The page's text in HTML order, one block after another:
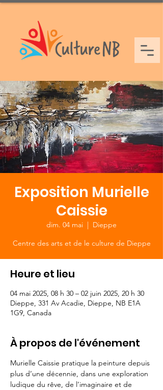
Exposition Murielle
Caissie
dim. 04 mai
  |
Dieppe
Centre des arts et de le culture de Dieppe
Heure et lieu
04 mai 2025, 08 h 30 – 02 juin 2025, 20 h 30
Dieppe, 331 Av Acadie, Dieppe, NB E1A
1G9, Canada
À propos de l'événement
Murielle Caissie pratique la peinture depuis
plus d’une décennie, dans une exploration
ludique du rêve, de l’imaginaire et de